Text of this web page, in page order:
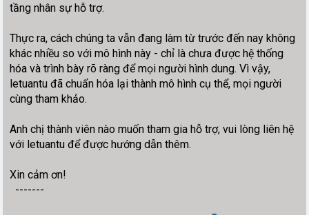
tầng nhân sự hỗ trợ.
Thực ra, cách chúng ta vẫn đang làm từ trước đến nay không
khác nhiều so với mô hình này - chỉ là chưa được hệ thống
hóa và trình bày rõ ràng để mọi người hình dung. Vì vậy,
letuantu đã chuẩn hóa lại thành mô hình cụ thể, mọi người
cùng tham khảo.
Anh chị thành viên nào muốn tham gia hỗ trợ, vui lòng liên hệ
với letuantu để được hướng dẫn thêm.
Xin cảm ơn!
-------